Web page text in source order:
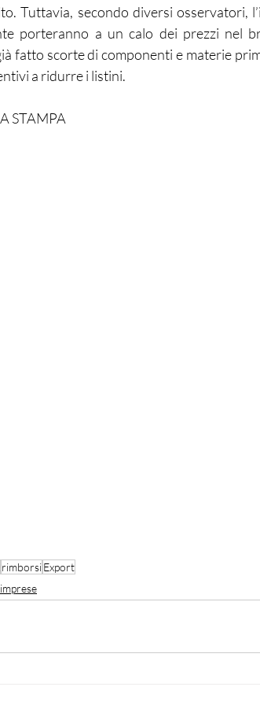
Tuttavia, secondo diversi osservatori,
porteranno a un calo dei prezzi nel
fatto scorte di componenti e materie
a ridurre i listini.
STAMPA
rimborsiExport